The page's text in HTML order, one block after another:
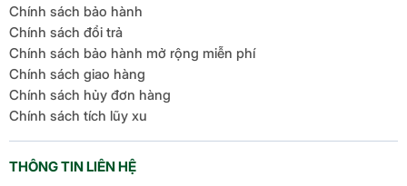
Chính sách bảo hành
Chính sách đổi trả
Chính sách bảo hành mở rộng miễn phí
Chính sách giao hàng
Chính sách hủy đơn hàng
Chính sách tích lũy xu
THÔNG TIN LIÊN HỆ